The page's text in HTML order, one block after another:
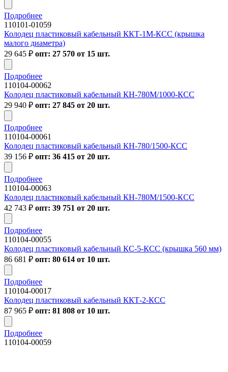
Подробнее
110101-01059
Колодец пластиковый кабельный ККТ-1М-КСС (крышка
малого диаметра)
29 645 ₽ опт: 27 570 от 15 шт.
Подробнее
110104-00062
Колодец пластиковый кабельный КН-780М/1000-КСС
29 940 ₽ опт: 27 845 от 20 шт.
Подробнее
110104-00061
Колодец пластиковый кабельный КН-780/1500-КСС
39 156 ₽ опт: 36 415 от 20 шт.
Подробнее
110104-00063
Колодец пластиковый кабельный КН-780М/1500-КСС
42 743 ₽ опт: 39 751 от 20 шт.
Подробнее
110104-00055
Колодец пластиковый кабельный КС-5-КСС (крышка 560 мм)
86 681 ₽ опт: 80 614 от 10 шт.
Подробнее
110104-00017
Колодец пластиковый кабельный ККТ-2-КСС
87 965 ₽ опт: 81 808 от 10 шт.
Подробнее
110104-00059